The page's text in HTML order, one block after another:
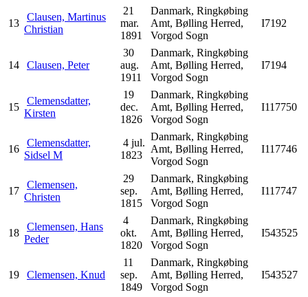
13
Clausen, Martinus
Christian
21
mar.
1891
Danmark, Ringkøbing
Amt, Bølling Herred,
Vorgod Sogn
I7192
14 Clausen, Peter
30
aug.
1911
Danmark, Ringkøbing
Amt, Bølling Herred,
Vorgod Sogn
I7194
15
Clemensdatter,
Kirsten
19
dec.
1826
Danmark, Ringkøbing
Amt, Bølling Herred,
Vorgod Sogn
I117750
16
Clemensdatter,
Sidsel M
4 jul.
1823
Danmark, Ringkøbing
Amt, Bølling Herred,
Vorgod Sogn
I117746
17
Clemensen,
Christen
29
sep.
1815
Danmark, Ringkøbing
Amt, Bølling Herred,
Vorgod Sogn
I117747
18
Clemensen, Hans
Peder
4
okt.
1820
Danmark, Ringkøbing
Amt, Bølling Herred,
Vorgod Sogn
I543525
19 Clemensen, Knud
11
sep.
1849
Danmark, Ringkøbing
Amt, Bølling Herred,
Vorgod Sogn
I543527